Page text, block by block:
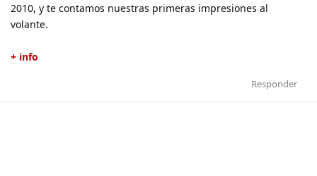
2010, y te contamos nuestras primeras impresiones al
volante.
+ info
Responder